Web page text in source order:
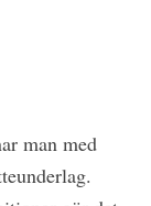
man med